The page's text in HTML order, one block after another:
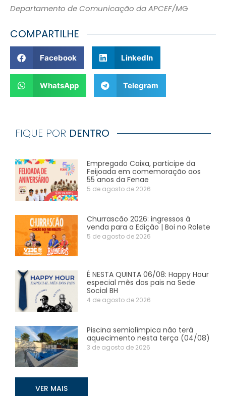
Departamento de Comunicação da APCEF/MG
COMPARTILHE
Facebook LinkedIn
WhatsApp Telegram
FIQUE POR DENTRO
Empregado Caixa, participe da
Feijoada em comemoração aos
55 anos da Fenae
5 de agosto de 2026
Churrascão 2026: ingressos à
venda para a Edição | Boi no Rolete
5 de agosto de 2026
É NESTA QUINTA 06/08: Happy Hour
especial mês dos pais na Sede
Social BH
4 de agosto de 2026
Piscina semiolímpica não terá
aquecimento nesta terça (04/08)
3 de agosto de 2026
VER MAIS